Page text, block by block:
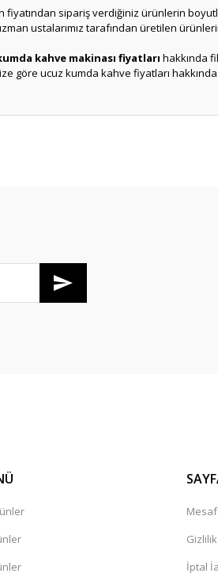
fiyatından sipariş verdiğiniz ürünlerin
ustalarımız tarafından üretilen
kahve makinası fiyatları hakkında
göre ucuz kumda kahve fiyatları
İptal